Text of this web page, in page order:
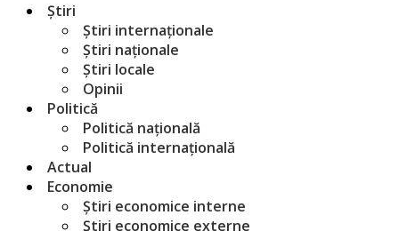
Știri
Știri internaționale
Știri naționale
Știri locale
Opinii
Politică
Politică națională
Politică internațională
Actual
Economie
Știri economice interne
Știri economice externe